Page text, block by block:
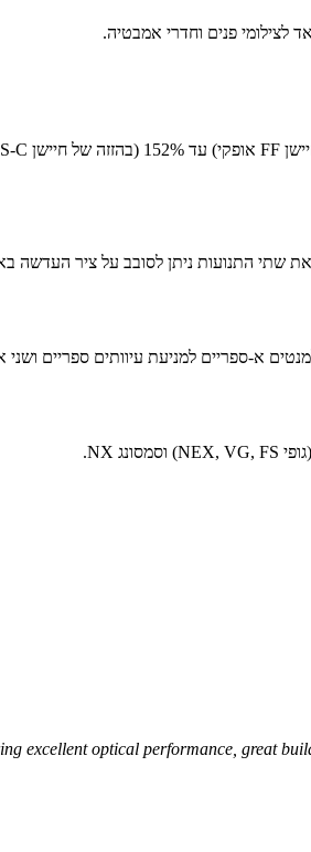
פנים וחדרי אמבטיה.
ספריים למניעת עיוותים ספריים ושני
excellent optical performance, great